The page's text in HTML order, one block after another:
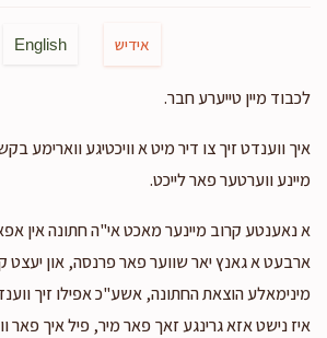
$500.00
Book
$100.00
English אידיש
לכבוד מיין טייערע חבר.
איך ווענדט זיך צו דיר מיט א וויכטיגע ווארימע
מיינע ווערטער פאר לייכט.
א נאענטע קרוב מיינער מאכט אי"ה חתונה אין
ארבעט א גאנץ יאר שווער פאר פרנסה, און יעצט
מינימאלע הוצאת החתונה, אשע"כ אפילו זיך
איז נישט אזא גרינגע זאך פאר מיר, פיל איך פאר